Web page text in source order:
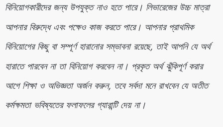
বিনিয়োগকারীদের জন্য উপযুক্ত নাও হতে পারে। লিভারেজের উচ্চ মাত্রা
আপনার বিরুদ্ধে এবং পক্ষেও কাজ করতে পারে। আপনার প্রাথমিক
বিনিয়োগের কিছু বা সম্পূর্ণ হারানোর সম্ভাবনা রয়েছে, তাই আপনি যে অর্থ
হারাতে পারবেন না তা বিনিয়োগ করবেন না। প্রকৃত অর্থ ঝুঁকিপূর্ণ করার
আগে শিক্ষা ও অভিজ্ঞতা অর্জন করুন, তবে সর্বদা মনে রাখবেন যে অতীত
কর্মক্ষমতা ভবিষ্যতের ফলাফলের গ্যারান্টি দেয় না।